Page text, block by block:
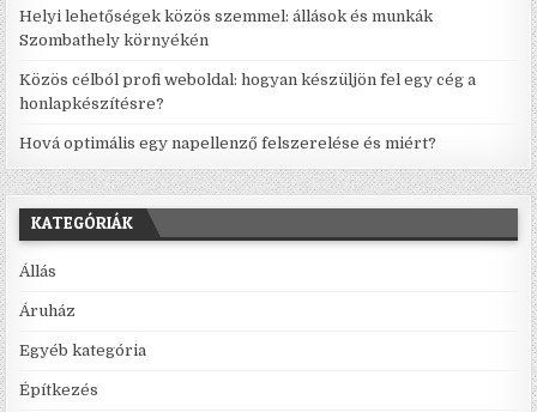
Helyi lehetőségek közös szemmel: állások és munkák
Szombathely környékén
Közös célból profi weboldal: hogyan készüljön fel egy cég a
honlapkészítésre?
Hová optimális egy napellenző felszerelése és miért?
KATEGÓRIÁK
Állás
Áruház
Egyéb kategória
Építkezés